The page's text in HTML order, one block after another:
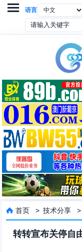
语言

 首页 >技术分享
转转宣布关停自